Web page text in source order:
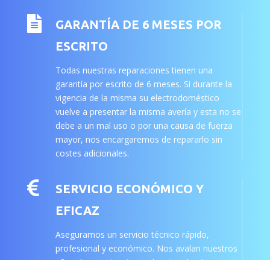

GARANTÍA DE 6 MESES POR
ESCRITO
Todas nuestras reparaciones tienen una
garantía por escrito de 6 meses. Si durante la
vigencia de la misma su electrodoméstico
vuelve a presentar la misma avería y esta no se
debe a un mal uso o por una causa de fuerza
mayor, nos encargaremos de repararlo sin
costes adicionales.

SERVICIO ECONÓMICO Y
EFICAZ
Aseguramos un servicio técnico rápido,
profesional y económico. Nos avalan nuestros